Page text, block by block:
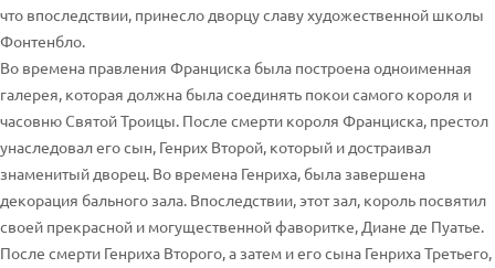
что впоследствии, принесло дворцу славу художественной школы
Фонтенбло.
Во времена правления Франциска была построена одноименная
галерея, которая должна была соединять покои самого короля и
часовню Святой Троицы. После смерти короля Франциска, престол
унаследовал его сын, Генрих Второй, который и достраивал
знаменитый дворец. Во времена Генриха, была завершена
декорация бального зала. Впоследствии, этот зал, король посвятил
своей прекрасной и могущественной фаворитке, Диане де Пуатье.
После смерти Генриха Второго, а затем и его сына Генриха Третьего,